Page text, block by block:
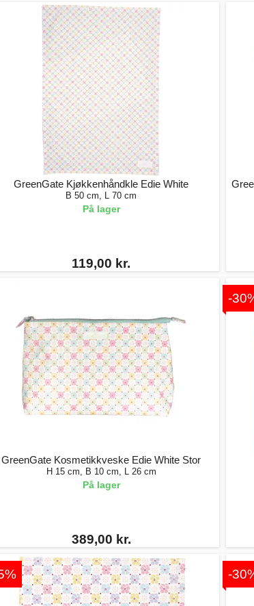
GreenGate Kjøkkenhåndkle Edie White
B 50 cm, L 70 cm
På lager
119,00 kr.
GreenGate Kosmetikkveske Edie White Stor
H 15 cm, B 10 cm, L 26 cm
På lager
389,00 kr.
-
-